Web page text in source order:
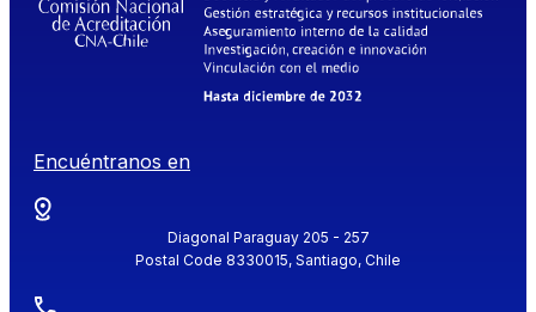
Encuéntranos en
Diagonal Paraguay 205 - 257
Postal Code 8330015, Santiago, Chile